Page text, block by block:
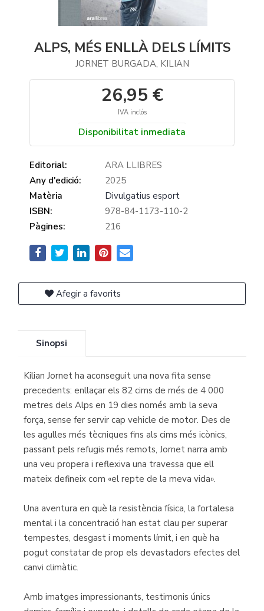
ALPS, MÉS ENLLÀ DELS LÍMITS
JORNET BURGADA, KILIAN
26,95 €
IVA inclós
Disponibilitat inmediata
Editorial:
ARA LLIBRES
Any d'edició:
2025
Matèria
Divulgatius esport
ISBN:
978-84-1173-110-2
Pàgines:
216
Afegir a favorits
Sinopsi
Kilian Jornet ha aconseguit una nova fita sense
precedents: enllaçar els 82 cims de més de 4 000
metres dels Alps en 19 dies només amb la seva
força, sense fer servir cap vehicle de motor. Des de
les agulles més tècniques fins als cims més icònics,
passant pels refugis més remots, Jornet narra amb
una veu propera i reflexiva una travessa que ell
mateix defineix com «el repte de la meva vida».
Una aventura en què la resistència física, la fortalesa
mental i la concentració han estat clau per superar
tempestes, desgast i moments límit, i en què ha
pogut constatar de prop els devastadors efectes del
canvi climàtic.
Amb imatges impressionants, testimonis únics